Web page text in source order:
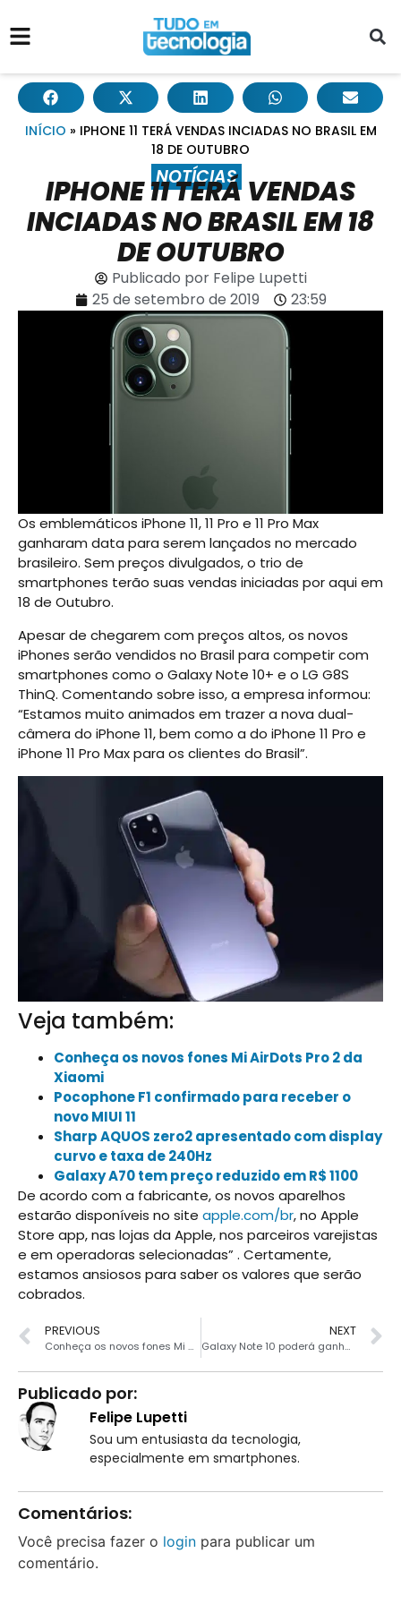
INÍCIO » IPHONE 11 TERÁ VENDAS INCIADAS NO BRASIL EM
18 DE OUTUBRO
NOTÍCIAS
IPHONE 11 TERÁ VENDAS
INCIADAS NO BRASIL EM 18
DE OUTUBRO
Publicado porFelipe Lupetti
25 de setembro de 2019
23:59
Os emblemáticos iPhone 11, 11 Pro e 11 Pro Max
ganharam data para serem lançados no mercado
brasileiro. Sem preços divulgados, o trio de
smartphones terão suas vendas iniciadas por aqui em
18 de Outubro.
Apesar de chegarem com preços altos, os novos
iPhones serão vendidos no Brasil para competir com
smartphones como o Galaxy Note 10+ e o LG G8S
ThinQ. Comentando sobre isso, a empresa informou:
“Estamos muito animados em trazer a nova dual-
câmera do iPhone 11, bem como a do iPhone 11 Pro e
iPhone 11 Pro Max para os clientes do Brasil”.
Veja também:
Conheça os novos fones Mi AirDots Pro 2 da
Xiaomi
Pocophone F1 confirmado para receber o
novo MIUI 11
Sharp AQUOS zero2 apresentado com display
curvo e taxa de 240Hz
Galaxy A70 tem preço reduzido em R$ 1100
De acordo com a fabricante, os novos aparelhos
estarão disponíveis no site apple.com/br, no Apple
Store app, nas lojas da Apple, nos parceiros varejistas
e em operadoras selecionadas” . Certamente,
estamos ansiosos para saber os valores que serão
cobrados.
PREVIOUS
Conheça os novos fones Mi AirDots Pro 2 da Xiaomi
NEXT
Galaxy Note 10 poderá ganhar versão mais acessível
Publicado por:
Felipe Lupetti
Sou um entusiasta da tecnologia,
especialmente em smartphones.
Comentários:
Você precisa fazer o login para publicar um
comentário.